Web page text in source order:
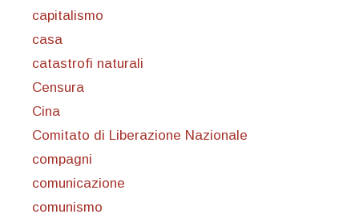
capitalismo
casa
catastrofi naturali
Censura
Cina
Comitato di Liberazione Nazionale
compagni
comunicazione
comunismo